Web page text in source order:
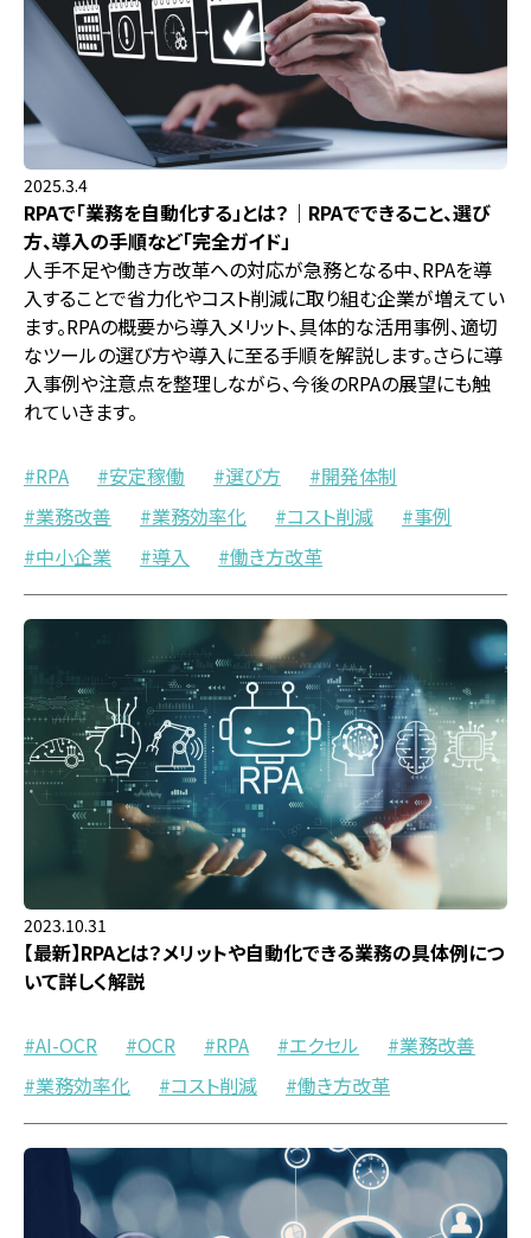
2025.3.4
RPAで「業務を自動化する」とは？｜RPAでできること、選び
方、導入の手順など「完全ガイド」
人手不足や働き方改革への対応が急務となる中、RPAを導
入することで省力化やコスト削減に取り組む企業が増えてい
ます。RPAの概要から導入メリット、具体的な活用事例、適切
なツールの選び方や導入に至る手順を解説します。さらに導
入事例や注意点を整理しながら、今後のRPAの展望にも触
れていきます。
RPA 安定稼働 選び方
開発体制
業務改善
業務効率化 コスト削減
事例
中小企業
導入 働き方改革
2023.10.31
【最新】RPAとは？メリットや自動化できる業務の具体例につ
いて詳しく解説
AI-OCR OCR RPA エクセル
業務改善
業務効率化
コスト削減 働き方改革